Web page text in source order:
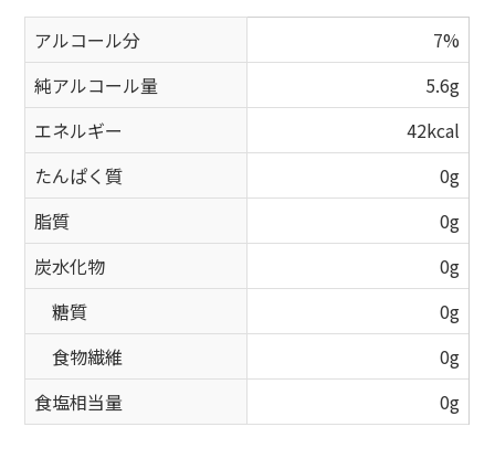
アルコール分
7%
純アルコール量
5.6g
エネルギー
42kcal
たんぱく質
0g
脂質
0g
炭水化物
0g
糖質
0g
食物繊維
0g
食塩相当量
0g